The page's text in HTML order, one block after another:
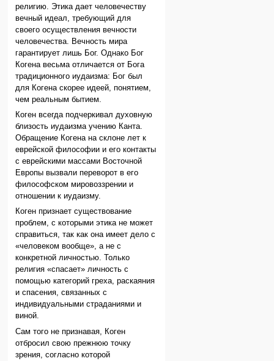
религию. Этика дает человечеству
вечный идеал, требующий для
своего осуществления вечности
человечества. Вечность мира
гарантирует лишь Бог. Однако Бог
Когена весьма отличается от Бога
традиционного иудаизма: Бог был
для Когена скорее идеей, понятием,
чем реальным бытием.
Коген всегда подчеркивал духовную
близость иудаизма учению Канта.
Обращение Когена на склоне лет к
еврейской философии и его контакты
с еврейскими массами Восточной
Европы вызвали переворот в его
философском мировоззрении и
отношении к иудаизму.
Коген признает существование
проблем, с которыми этика не может
справиться, так как она имеет дело с
«человеком вообще», а не с
конкретной личностью. Только
религия «спасает» личность с
помощью категорий греха, раскаяния
и спасения, связанных с
индивидуальными страданиями и
виной.
Сам того не признавая, Коген
отбросил свою прежнюю точку
зрения, согласно которой